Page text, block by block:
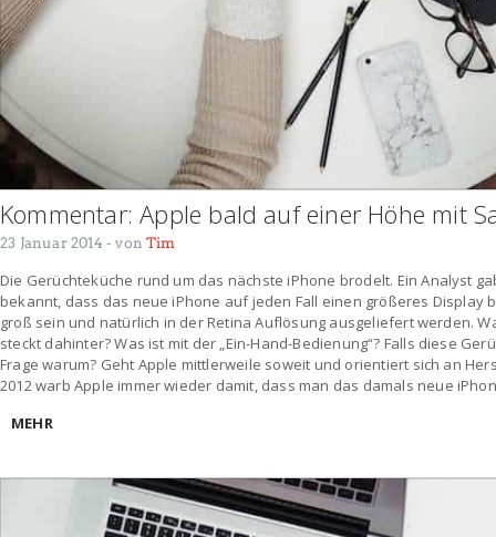
Kommentar: Apple bald auf einer Höhe mit
23 Januar 2014- vonTim
Die Gerüchteküche rund um das nächste iPhone brodelt. Ein Analyst
bekannt, dass das neue iPhone auf jeden Fall einen größeres Display
groß sein und natürlich in der Retina Auflösung ausgeliefert werden.
steckt dahinter? Was ist mit der „Ein-Hand-Bedienung“? Falls diese
Frage warum? Geht Apple mittlerweile soweit und orientiert sich an
2012 warb Apple immer wieder damit, dass man das damals neue
MEHR